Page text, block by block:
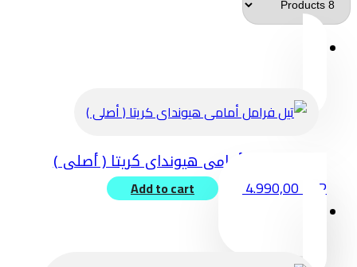
تيل فرامل أمامى هيونداى كريتا ( أصلى )
4.990,00EGP
Add to cart